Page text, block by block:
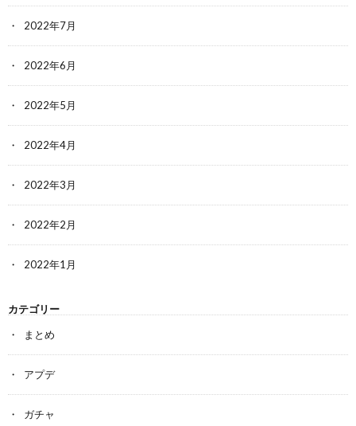
2022年7月
2022年6月
2022年5月
2022年4月
2022年3月
2022年2月
2022年1月
カテゴリー
まとめ
アプデ
ガチャ